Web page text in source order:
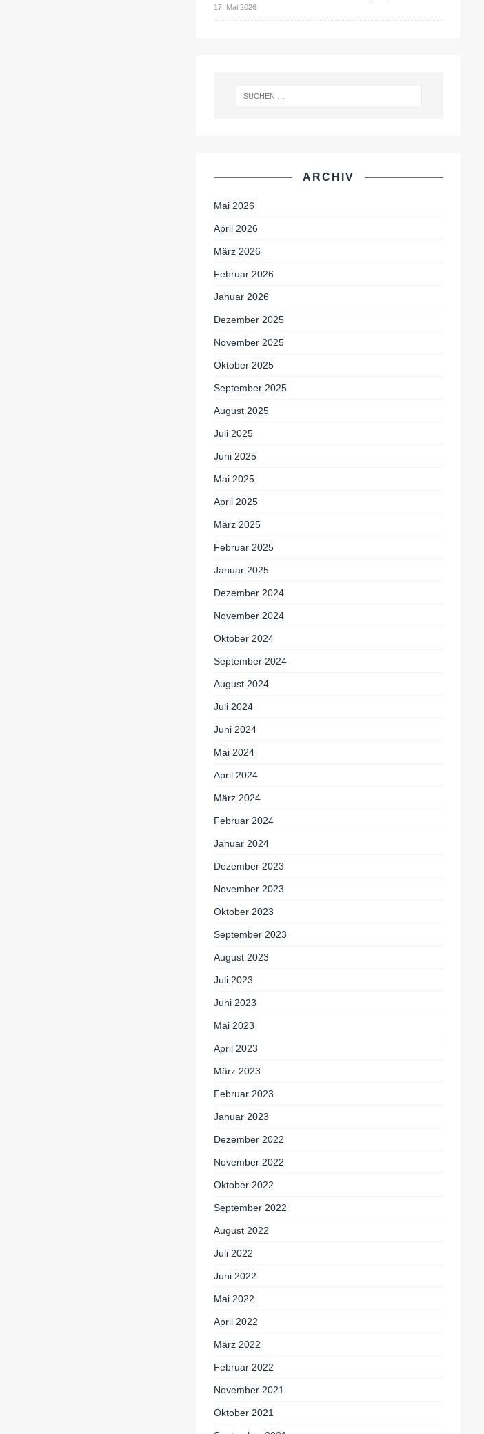
17. Mai 2026
ARCHIV
Mai 2026
April 2026
März 2026
Februar 2026
Januar 2026
Dezember 2025
November 2025
Oktober 2025
September 2025
August 2025
Juli 2025
Juni 2025
Mai 2025
April 2025
März 2025
Februar 2025
Januar 2025
Dezember 2024
November 2024
Oktober 2024
September 2024
August 2024
Juli 2024
Juni 2024
Mai 2024
April 2024
März 2024
Februar 2024
Januar 2024
Dezember 2023
November 2023
Oktober 2023
September 2023
August 2023
Juli 2023
Juni 2023
Mai 2023
April 2023
März 2023
Februar 2023
Januar 2023
Dezember 2022
November 2022
Oktober 2022
September 2022
August 2022
Juli 2022
Juni 2022
Mai 2022
April 2022
März 2022
Februar 2022
November 2021
Oktober 2021